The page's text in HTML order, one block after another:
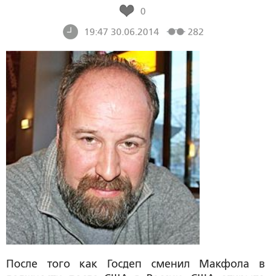
0
19:47 30.06.2014
282
После того как Госдеп сменил Макфола в